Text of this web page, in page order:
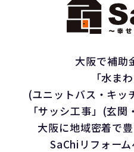
大阪で補助
「水ま
(ユニットバス・キッ
「サッシ工事」(玄
大阪に地域密着で
SaChiリフォーム